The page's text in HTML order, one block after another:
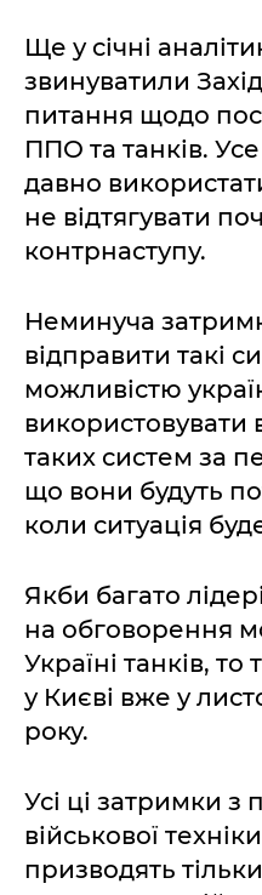
Ще у січні
звинуватили
питання щодо
ППО та танків.
давно
не відтягувати
контрнаступу.
Неминуча
відправити такі
можливістю
використовувати
таких систем за
що вони будуть
коли ситуація
Якби багато
на обговорення
Україні танків, то
у Києві вже у
року.
Усі ці затримки з
військової
призводять